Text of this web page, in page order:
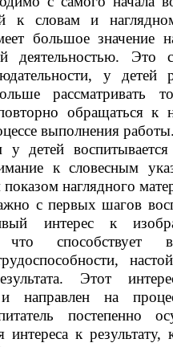
к словам и
большое значение
деятельностью. Это
у детей
рассматривать
обращаться к
выполнения работы.
детей воспитывается
к словесным
наглядного
с первых шагов
интерес к
что способствует
Этот
и направлен на
постепенно
интереса к результату,